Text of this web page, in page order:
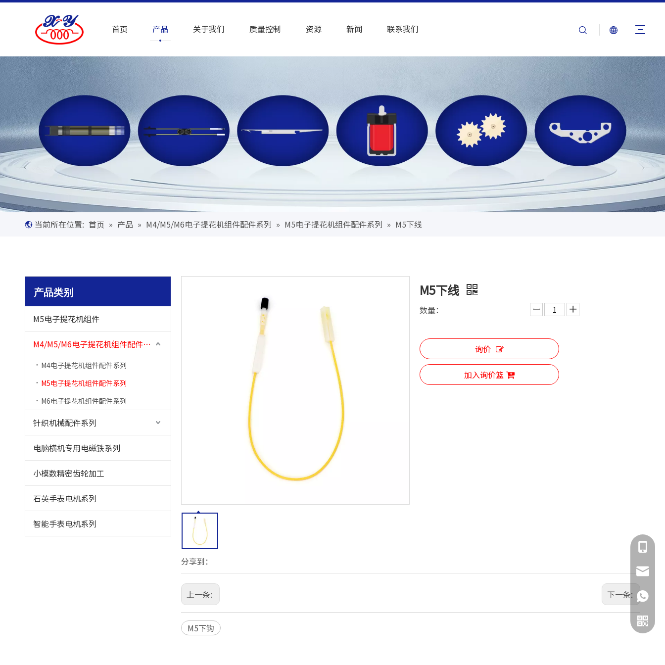
首页 产品 关于我们 质量控制 资源 新闻 联系我们
当前所在位置: 首页 » 产品 » M4/M5/M6电子提花机组件配件系列 » M5电子提花机组件配件系列 » M5下线
产品类别
M5电子提花机组件
M4/M5/M6电子提花机组件配件系列
M4电子提花机组件配件系列
M5电子提花机组件配件系列
M6电子提花机组件配件系列
针织机械配件系列
电脑横机专用电磁铁系列
小模数精密齿轮加工
石英手表电机系列
智能手表电机系列
分享到：
M5下线
数量：
询价
加入询价篮
上一条: 下一条:
M5下钩